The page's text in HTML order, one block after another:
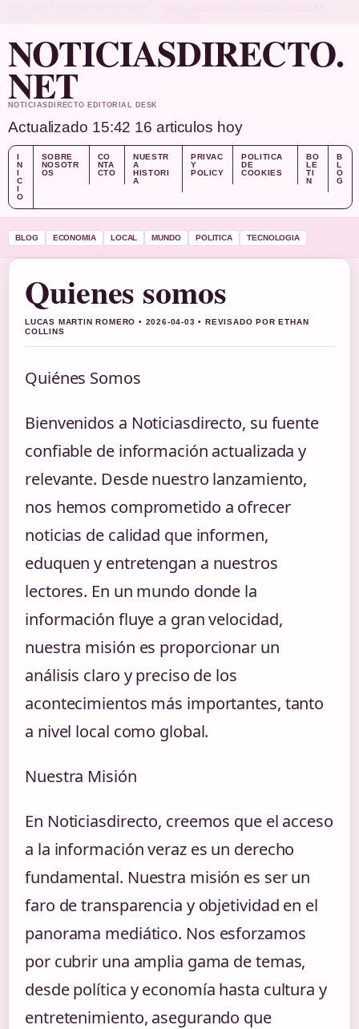
NOTICIASDIRECTO.
NET
NOTICIASDIRECTO EDITORIAL DESK
Actualizado 15:42 16 articulos hoy
I
N
I
C
I
O
SOBRE
NOSOTR
OS
CO
NTA
CTO
NUESTR
A
HISTORI
A
PRIVAC
Y
POLICY
POLITICA
DE
COOKIES
BO
LE
TI
N
B
L
O
G
BLOG ECONOMIA LOCAL MUNDO POLITICA TECNOLOGIA
Quienes somos
LUCAS MARTIN ROMERO • 2026-04-03 • REVISADO POR ETHAN
COLLINS
Quiénes Somos
Bienvenidos a Noticiasdirecto, su fuente
confiable de información actualizada y
relevante. Desde nuestro lanzamiento,
nos hemos comprometido a ofrecer
noticias de calidad que informen,
eduquen y entretengan a nuestros
lectores. En un mundo donde la
información fluye a gran velocidad,
nuestra misión es proporcionar un
análisis claro y preciso de los
acontecimientos más importantes, tanto
a nivel local como global.
Nuestra Misión
En Noticiasdirecto, creemos que el acceso
a la información veraz es un derecho
fundamental. Nuestra misión es ser un
faro de transparencia y objetividad en el
panorama mediático. Nos esforzamos
por cubrir una amplia gama de temas,
desde política y economía hasta cultura y
entretenimiento, asegurando que